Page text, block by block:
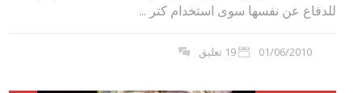
للدفاع عن نفسها سوى استخدام كتر ...
01/06/2010 19 تعليق